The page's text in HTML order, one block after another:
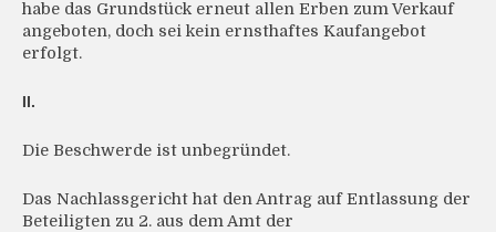
habe das Grundstück erneut allen Erben zum Verkauf
angeboten, doch sei kein ernsthaftes Kaufangebot
erfolgt.
II.
Die Beschwerde ist unbegründet.
Das Nachlassgericht hat den Antrag auf Entlassung der
Beteiligten zu 2. aus dem Amt der